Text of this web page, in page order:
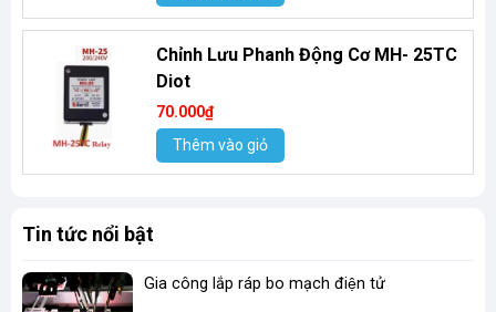
Chỉnh Lưu Phanh Động Cơ MH- 25TC
Diot
70.000₫
Thêm vào giỏ
Tin tức nổi bật
Gia công lắp ráp bo mạch điện tử